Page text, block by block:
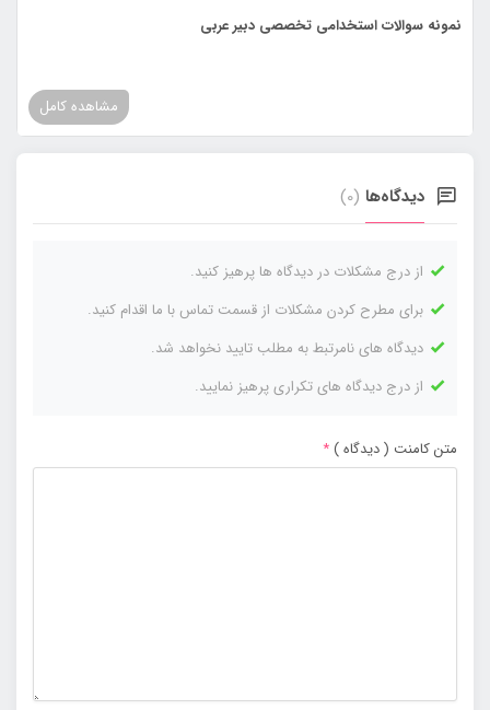
نمونه سوالات استخدامی تخصصی دبیر عربی
مشاهده کامل
دیدگاه‌ها (0)
از درج مشکلات در دیدگاه ها پرهیز کنید.
برای مطرح کردن مشکلات از قسمت تماس با ما اقدام کنید.
دیدگاه های نامرتبط به مطلب تایید نخواهد شد.
از درج دیدگاه های تکراری پرهیز نمایید.
متن کامنت ( دیدگاه )*